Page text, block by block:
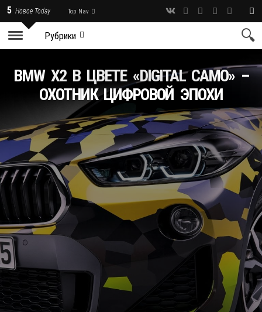
5 Новое Today Top Nav
Рубрики
BMW X2 В ЦВЕТЕ «DIGITAL CAMO» –
ОХОТНИК ЦИФРОВОЙ ЭПОХИ